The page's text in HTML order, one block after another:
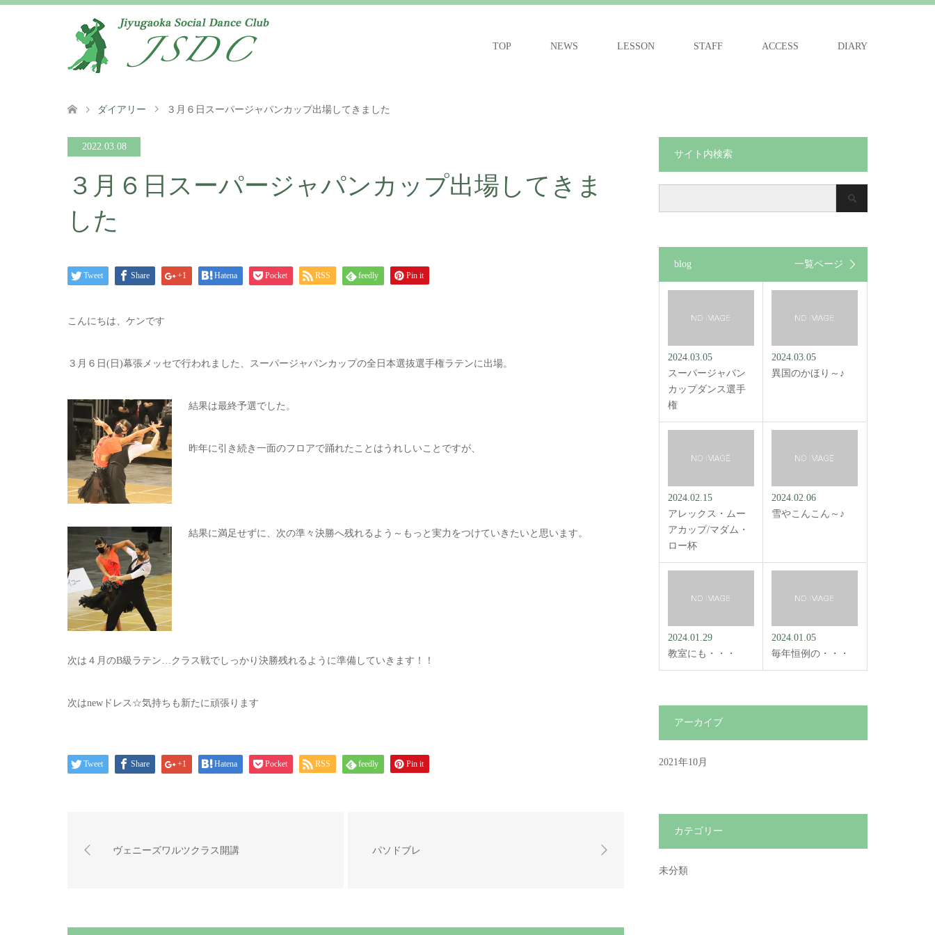
TOP NEWS LESSON STAFF ACCESS DIARY
ダイアリー ３月６日スーパージャパンカップ出場してきました
2022.03.08
３月６日スーパージャパンカップ出場してきま
した
Tweet Share +1 Hatena Pocket RSS feedly Pin it
こんにちは、ケンです
３月６日(日)幕張メッセで行われました、スーパージャパンカップの全日本選抜選手権ラテンに出場。
結果は最終予選で した。
昨年に引き続き一面のフロアで踊れたことはうれしいことですが、
結果に満足せずに、次の準々決勝へ残れるよう～もっと実力をつけていきたいと思います。
次は４月のB級ラテン…クラス戦でしっかり決勝残れるように準備していきます！！
次はnewドレス☆気持ちも新たに頑張ります
Tweet Share +1 Hatena Pocket RSS feedly Pin it
ヴェニーズワルツクラス開講 パソドブレ
サイト内検索
blog 一覧ページ
2024.03.05
スーパージャパン
カップダンス選手
権
2024.03.05
異国のかほり～♪
2024.02.15
アレックス・ムー
アカップ/マダム・
ロー杯
2024.02.06
雪やこんこん～♪
2024.01.29
教室にも・・・
2024.01.05
毎年恒例の・・・
アーカイブ
2021年10月
カテゴリー
未分類